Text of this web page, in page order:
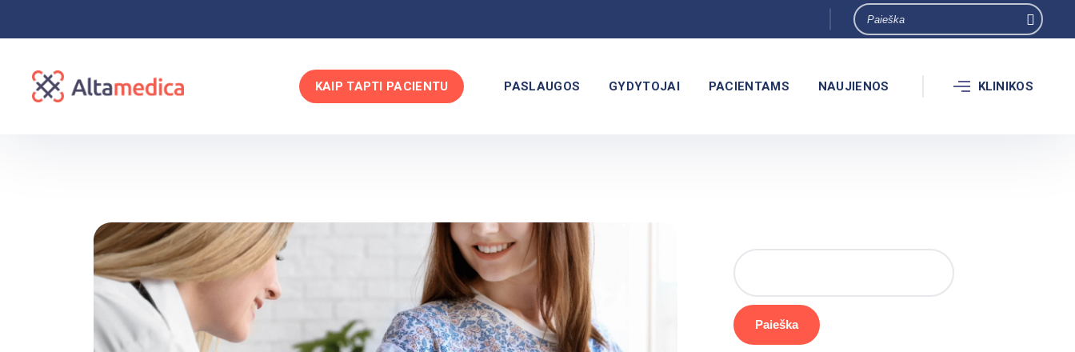
KAIP TAPTI PACIENTU PASLAUGOS GYDYTOJAI PACIENTAMS NAUJIENOS KLINIKOS
Paieška